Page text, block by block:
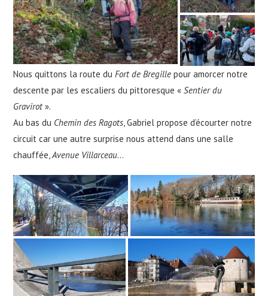
Nous quittons la route duFort de Bregille pour amorcer notre
descente par les escaliers du pittoresque «Sentier du
Gravirot».
Au bas du Chemin des Ragots, Gabriel propose d’écourter notre
circuit car une autre surprise nous attend dans une salle
chauffée,Avenue Villarceau…